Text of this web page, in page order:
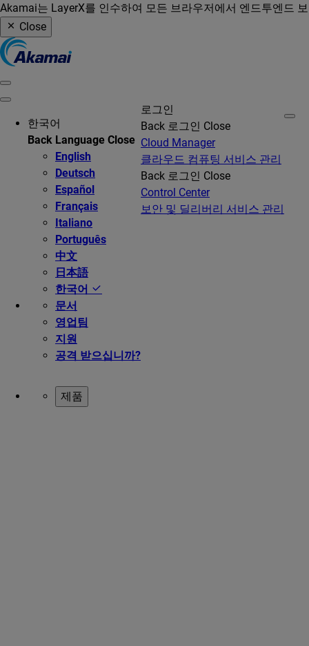
Akamai는 LayerX를 인수하여 모든 브라우저에서 엔드투엔드
Close
한국어
Back Language Close
English
Deutsch
Español
Français
Italiano
Português
中文
日本語
한국어
문서
영업팀
지원
공격 받으십니까?
로그인
Back 로그인 Close
Cloud Manager
클라우드 컴퓨팅 서비스 관리
Back 로그인 Close
Control Center
보안 및 딜리버리 서비스 관리
제품